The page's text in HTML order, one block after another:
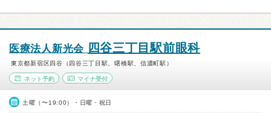
医療法人新光会 四谷三丁目駅前眼科
東京都新宿区四谷（四谷三丁目駅、曙橋駅、信濃町駅）
ネット予約 マイナ受付
土曜（〜19:00）・日曜・祝日